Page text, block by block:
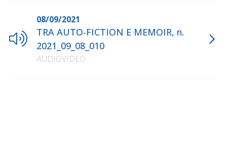
08/09/2021
TRA AUTO-FICTION E MEMOIR, n.
2021_09_08_010
AUDIOVIDEO